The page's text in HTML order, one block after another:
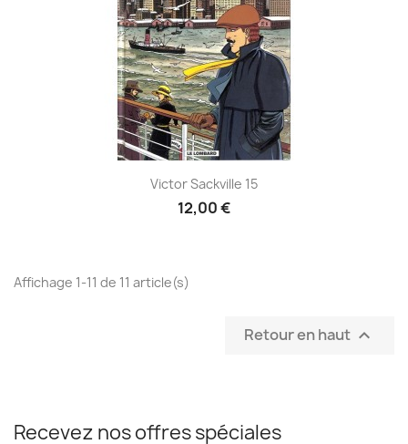
Victor Sackville 15
12,00 €
Affichage 1-11 de 11 article(s)
Retour en haut 
Recevez nos offres spéciales